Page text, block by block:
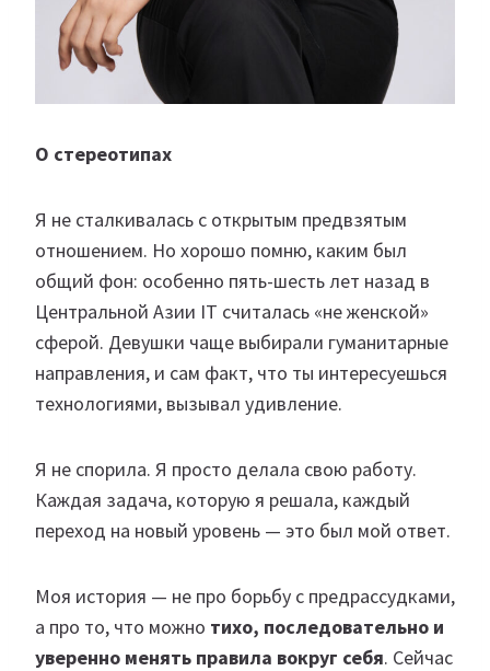
О стереотипах
Я не сталкивалась с открытым предвзятым
отношением. Но хорошо помню, каким был
общий фон: особенно пять-шесть лет назад в
Центральной Азии IT считалась «не женской»
сферой. Девушки чаще выбирали гуманитарные
направления, и сам факт, что ты интересуешься
технологиями, вызывал удивление.
Я не спорила. Я просто делала свою работу.
Каждая задача, которую я решала, каждый
переход на новый уровень — это был мой ответ.
Моя история — не про борьбу с предрассудками,
а про то, что можно тихо, последовательно и
уверенно менять правила вокруг себя. Сейчас